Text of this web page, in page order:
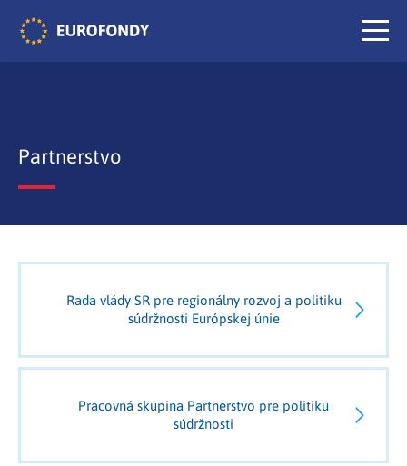
Partnerstvo
Rada vlády SR pre regionálny rozvoj a politiku
súdržnosti Európskej únie
Pracovná skupina Partnerstvo pre politiku
súdržnosti